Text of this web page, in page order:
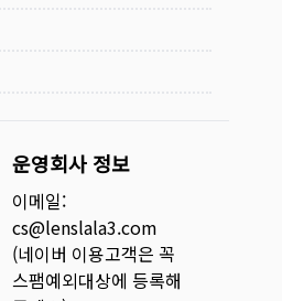
운영회사 정보
이메일:
cs@lenslala3.com
(네이버 이용고객은 꼭
스팸예외대상에 등록해